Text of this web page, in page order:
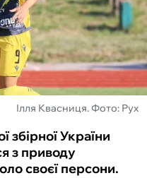
Ілля Квасниця. Фото: Рух
збірної України
з приводу
своєї персони.